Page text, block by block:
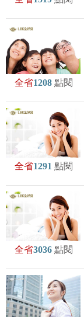
全省1208 點閱
全省1291 點閱
全省3036 點閱